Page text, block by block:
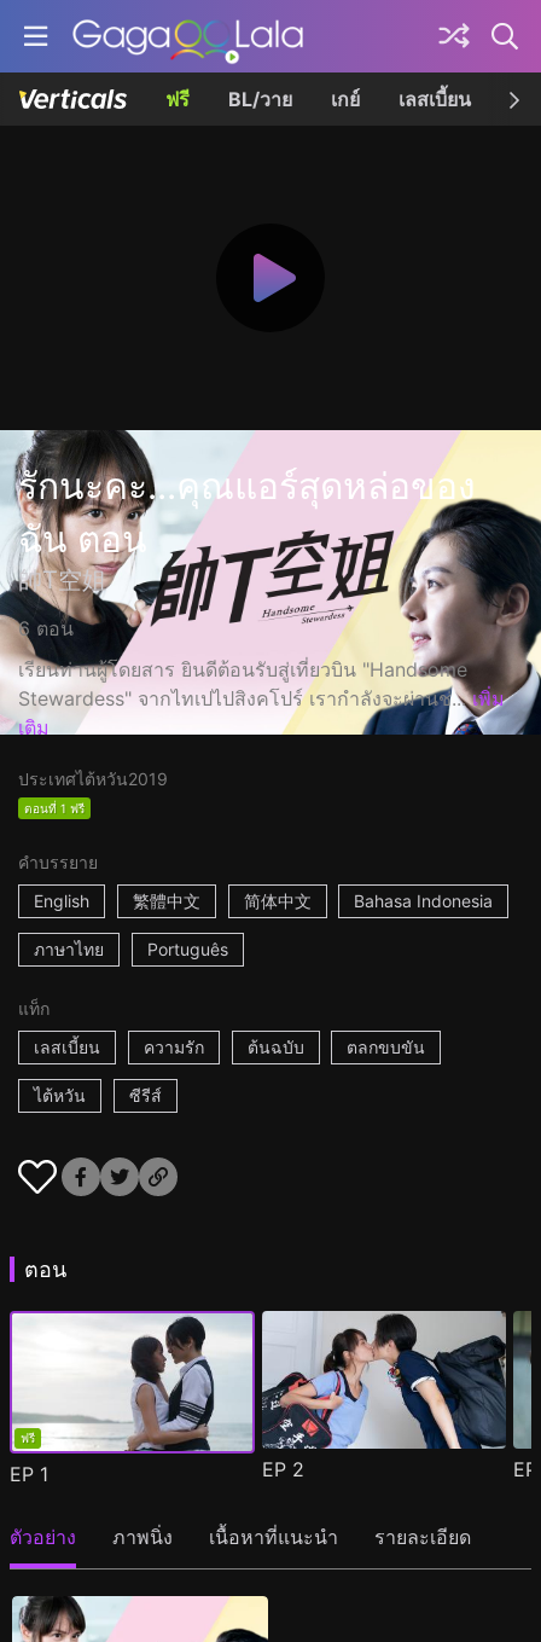
ฟรี BL/วาย เกย์ เลสเบี้ยน เค
รักนะคะ...คุณแอร์สุดหล่อของ
ฉัน ตอน
帥T空姐
6 ตอน
เรียนท่านผู้โดยสาร ยินดีต้อนรับสู่เที่ยวบิน "Handsome
Stewardess" จากไทเปไปสิงคโปร์ เรากำลังจะผ่านช่... เพิ่ม
เติม
ประเทศไต้หวัน2019
ตอนที่ 1 ฟรี
คำบรรยาย
English
繁體中文 简体中文 Bahasa Indonesia
ภาษาไทย Português
แท็ก
เลสเบี้ยน
ความรัก ต้นฉบับ ตลกขบขัน
ไต้หวัน ซีรีส์
ตอน
ฟรี
EP 1 EP 2
ตัวอย่าง ภาพนิ่ง เนื้อหาที่แนะนำ รายละเอียด